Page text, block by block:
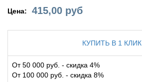
Цена: 415,00 руб
КУПИТЬ В 1 КЛИК
От 50 000 руб. - скидка 4%
От 100 000 руб. - скидка 8%